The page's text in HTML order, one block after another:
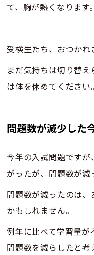
て、胸が熱くなります。
受検生たち、おつかれ
まだ気持ちは切り替
は体を休めてください。
問題数が減少した
今年の入試問題です
がったが、問題数が減
問題数が減ったのは
かもしれません。
例年に比べて学習量が
問題数を減らしたと